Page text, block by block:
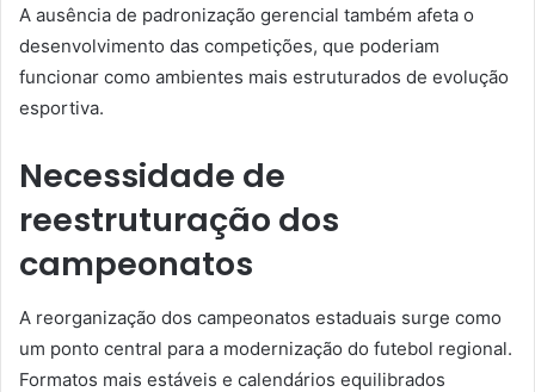
A ausência de padronização gerencial também afeta o
desenvolvimento das competições, que poderiam
funcionar como ambientes mais estruturados de evolução
esportiva.
Necessidade de
reestruturação dos
campeonatos
A reorganização dos campeonatos estaduais surge como
um ponto central para a modernização do futebol regional.
Formatos mais estáveis e calendários equilibrados